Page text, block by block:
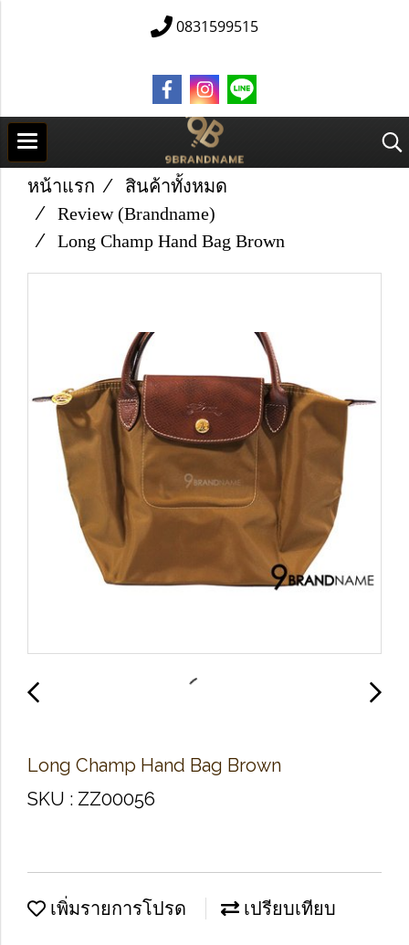
0831599515
หน้าแรก
สินค้าทั้งหมด
Review (Brandname)
Long Champ Hand Bag Brown
Long Champ Hand Bag Brown
SKU : ZZ00056
เพิ่มรายการโปรด เปรียบเทียบ